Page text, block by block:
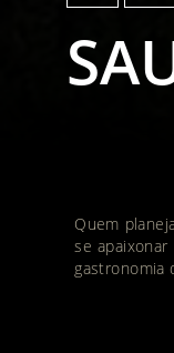
Quem
se
gastronomia